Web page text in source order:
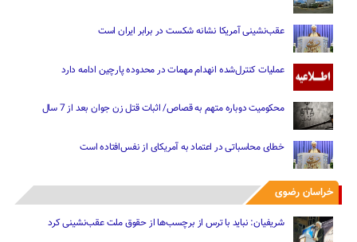
عقب‌نشینی آمریکا نشانه شکست در برابر ایران است
عملیات کنترل‌شده انهدام مهمات در محدوده پارچین ادامه دارد
محکومیت دوباره متهم به قصاص/ اثبات قتل زن جوان بعد از 7 سال
خطای محاسباتی در اعتماد به آمریکای از نفس‌افتاده است
خراسان رضوی
شریفیان: نباید با ترس از برچسب‌ها از حقوق ملت عقب‌نشینی کرد